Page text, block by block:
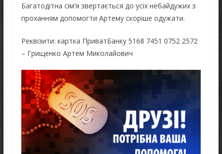
Багатодітна сім’я звертається до усіх небайдужих з
проханням допомогти Артему скоріше одужати.
Реквізити: картка ПриватБанку 5168 7451 0752 2572
– Грищенко Артем Миколайович